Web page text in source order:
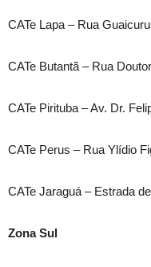
CATe Lapa – Rua
CATe Butantã – Rua
CATe Pirituba – Av. Dr.
CATe Perus – Rua Ylídio
CATe Jaraguá – Estrada
Zona Sul